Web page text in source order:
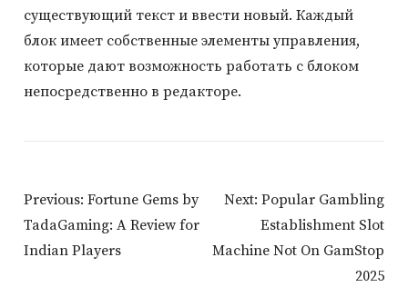
существующий текст и ввести новый. Каждый
блок имеет собственные элементы управления,
которые дают возможность работать с блоком
непосредственно в редакторе.
Post
Navigation
Previous: Fortune Gems by
TadaGaming: A Review for
Indian Players
Next: Popular Gambling
Establishment Slot
Machine Not On GamStop
2025